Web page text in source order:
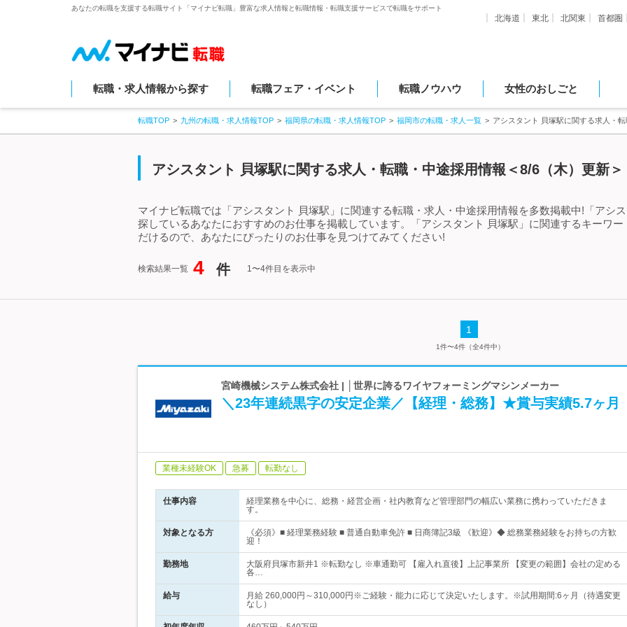
あなたの転職を支援する転職サイト「マイナビ転職」豊富な求人情報と転職情報・転職支援サービスで転職をサポート
北海道 東北 北関東 首都圏
転職・求人情報から探す 転職フェア・イベント 転職ノウハウ 女性のおしごと
転職TOP 九州の転職・求人情報TOP 福岡県の転職・求人情報TOP 福岡市の転職・求人一覧 アシスタント 貝塚駅に関する求人・
アシスタント 貝塚駅に関する求人・転職・中途採用情報＜8/6（木）更新＞
マイナビ転職では「アシスタント 貝塚駅」に関連する転職・求人・中途採用情報を多数掲載中!「アシ
探しているあなたにおすすめのお仕事を掲載しています。「アシスタント 貝塚駅」に関連するキーワ
だけるので、あなたにぴったりのお仕事を見つけてみてください!
検索結果一覧 4 件 1〜4件目を表示中
1
1件〜4件（全4件中）
宮崎機械システム株式会社 | │世界に誇るワイヤフォーミングマシンメーカー
＼23年連続黒字の安定企業／【経理・総務】★賞与実績5.7ヶ月
業種未経験OK 急募 転勤なし
仕事内容
経理業務を中心に、総務・経営企画・社内教育など管理部門の幅広い業務に携わっていただきま
す。
対象となる方
《必須》■ 経理業務経験 ■ 普通自動車免許 ■ 日商簿記3級 《歓迎》◆ 総務業務経験をお持ちの方歓
迎！
勤務地
大阪府貝塚市新井1 ※転勤なし ※車通勤可 【雇入れ直後】上記事業所 【変更の範囲】会社の定める
各…
給与
月給 260,000円～310,000円※ご経験・能力に応じて決定いたします。※試用期間:6ヶ月（待遇変更
なし）